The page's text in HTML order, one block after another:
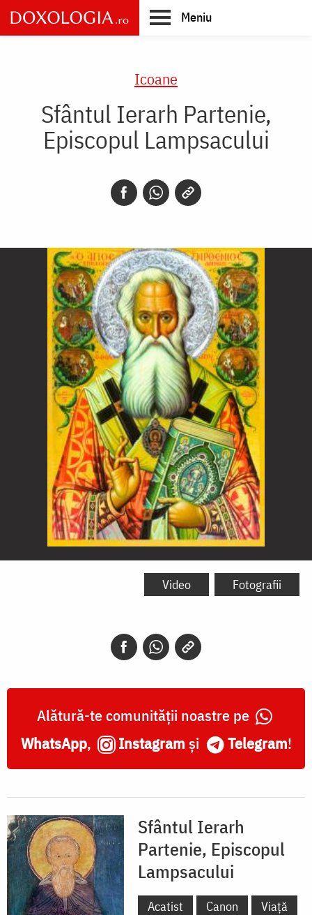
Skip
to
main
Meniu
Icoane
Sfântul Ierarh Partenie,
Episcopul Lampsacului
Sfântul
Video Fotografii
Alătură-te comunității noastre pe
WhatsApp, Instagram și Telegram!
Sfântul Ierarh
Partenie, Episcopul
Lampsacului
Acatist Canon
Viață